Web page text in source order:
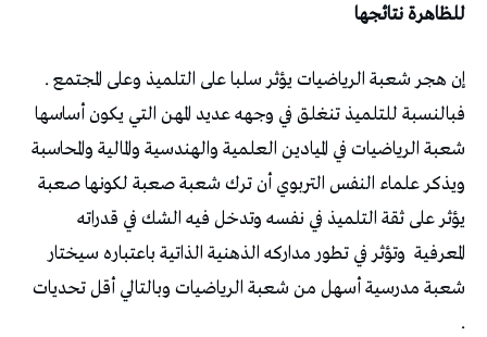
للظاهرة نتائجها
إن هجر شعبة الرياضيات يؤثر سلبا على التلميذ وعلى المجتمع .
فبالنسبة للتلميذ تنغلق في وجهه عديد المهن التي يكون أساسها
شعبة الرياضيات في الميادين العلمية والهندسية والمالية والمحاسبة
ويذكر علماء النفس التربوي أن ترك شعبة صعبة لكونها صعبة
يؤثر على ثقة التلميذ في نفسه وتدخل فيه الشك في قدراته
المعرفية وتؤثر في تطور مداركه الذهنية الذاتية باعتباره سيختار
شعبة مدرسية أسهل من شعبة الرياضيات وبالتالي أقل تحديات
.